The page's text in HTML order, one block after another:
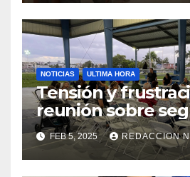
NOTICIAS ULTIMA HORA
Tensión y
reunión sobre
Reparto
FEB 5, 2025 REDACCION